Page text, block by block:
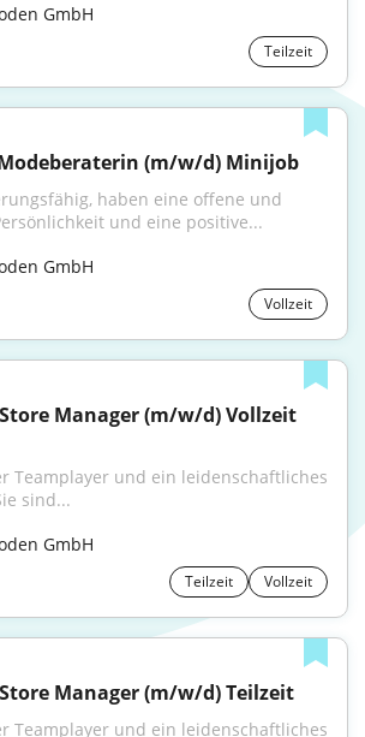
GmbH
Teilzeit
(m/w/d) Minijob
haben eine offene und
und eine positive...
GmbH
Vollzeit
Manager (m/w/d) Vollzeit
Teamplayer und ein leidenschaftliches
sind...
GmbH
Teilzeit Vollzeit
Manager (m/w/d) Teilzeit
Teamplayer und ein leidenschaftliches